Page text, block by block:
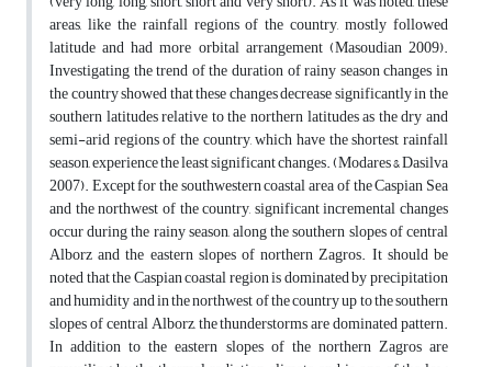
areas, like the rainfall regions of the country, mostly followed
latitude and had more orbital arrangement (Masoudian 2009).
Investigating the trend of the duration of rainy season changes in
the country showed that these changes decrease significantly in the
southern latitudes relative to the northern latitudes as the dry and
semi-arid regions of the country, which have the shortest rainfall
season, experience the least significant changes. (Modares & Dasilva
2007). Except for the southwestern coastal area of the Caspian Sea
and the northwest of the country, significant incremental changes
occur during the rainy season, along the southern slopes of central
Alborz and the eastern slopes of northern Zagros. It should be
noted that the Caspian coastal region is dominated by precipitation
and humidity and in the northwest of the country up to the southern
slopes of central Alborz, the thunderstorms are dominated pattern.
In addition to the eastern slopes of the northern Zagros are